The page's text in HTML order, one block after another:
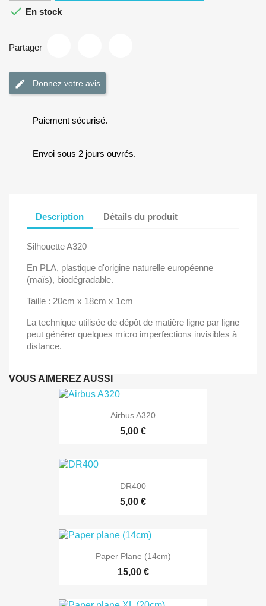
 En stock
Partager
Donnez votre avis
Paiement sécurisé.
Envoi sous 2 jours ouvrés.
Description Détails du produit
Silhouette A320
En PLA, plastique d'origine naturelle européenne
(maïs), biodégradable.
Taille : 20cm x 18cm x 1cm
La technique utilisée de dépôt de matière ligne par ligne
peut générer quelques micro imperfections invisibles à
distance.
VOUS AIMEREZ AUSSI
Airbus A320
5,00 €
DR400
5,00 €
Paper Plane (14cm)
15,00 €